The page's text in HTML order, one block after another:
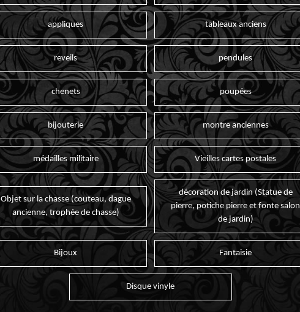
appliques tableaux anciens
reveils pendules
chenets poupées
bijouterie montre anciennes
médailles militaire Vieilles cartes postales
Objet sur la chasse (couteau, dague
ancienne, trophée de chasse)
décoration de jardin (Statue de
pierre, potiche pierre et fonte salon
de jardin)
Bijoux Fantaisie
Disque vinyle